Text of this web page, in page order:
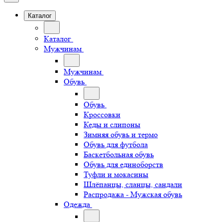
Каталог
Каталог
Мужчинам
Мужчинам
Обувь
Обувь
Кроссовки
Кеды и слипоны
Зимняя обувь и термо
Обувь для футбола
Баскетбольная обувь
Обувь для единоборств
Туфли и мокасины
Шлёпанцы, сланцы, сандали
Распродажа - Мужская обувь
Одежда